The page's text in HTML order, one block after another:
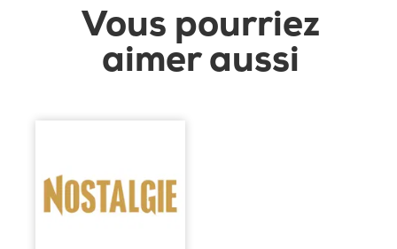
Vous pourriez
aimer aussi